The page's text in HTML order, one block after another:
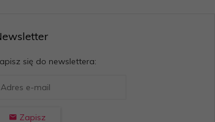
się do newslettera:
Zapisz